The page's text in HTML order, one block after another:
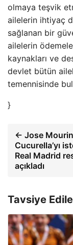
olmaya teşvik
ailelerin ihtiyaç
sağlanan bir
ailelerin
kaynakları ve
devlet bütün
temennisinde
}
← Jose
Cucurella’yı
Real Madrid
açıkladı
Tavsiye